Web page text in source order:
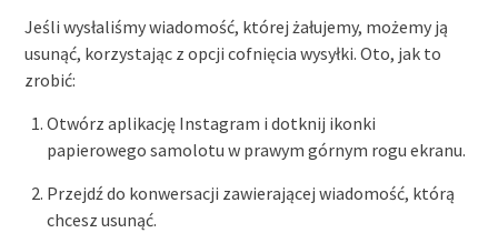
Jeśli wysłaliśmy wiadomość, której żałujemy, możemy ją
usunąć, korzystając z opcji cofnięcia wysyłki. Oto, jak to
zrobić:
Otwórz aplikację Instagram i dotknij ikonki
papierowego samolotu w prawym górnym rogu ekranu.
Przejdź do konwersacji zawierającej wiadomość, którą
chcesz usunąć.